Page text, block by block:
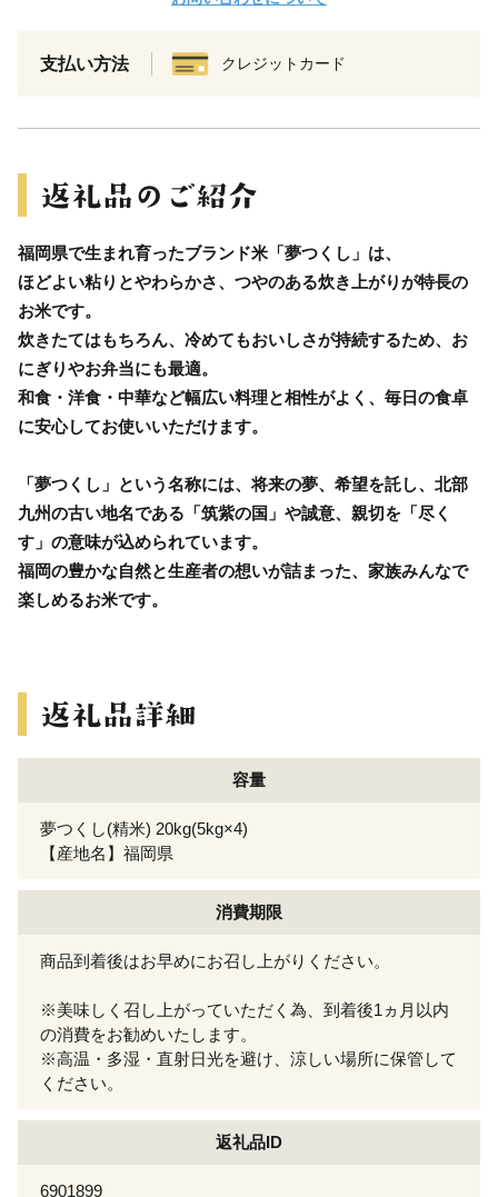
支払い方法 クレジットカード
福岡県で生まれ育ったブランド米「夢つくし」は、
ほどよい粘りとやわらかさ、つやのある炊き上がりが特長の
お米です。
炊きたてはもちろん、冷めてもおいしさが持続するため、お
にぎりやお弁当にも最適。
和食・洋食・中華など幅広い料理と相性がよく、毎日の食卓
に安心してお使いいただけます。
「夢つくし」という名称には、将来の夢、希望を託し、北部
九州の古い地名である「筑紫の国」や誠意、親切を「尽く
す」の意味が込められています。
福岡の豊かな自然と生産者の想いが詰まった、家族みんなで
楽しめるお米です。
容量
夢つくし(精米) 20kg(5kg×4)
【産地名】福岡県
消費期限
商品到着後はお早めにお召し上がりください。
※美味しく召し上がっていただく為、到着後1ヵ月以内
の消費をお勧めいたします。
※高温・多湿・直射日光を避け、涼しい場所に保管して
ください。
返礼品ID
6901899